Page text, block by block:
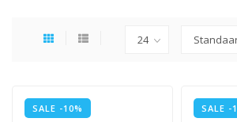
SALE -10% SALE -